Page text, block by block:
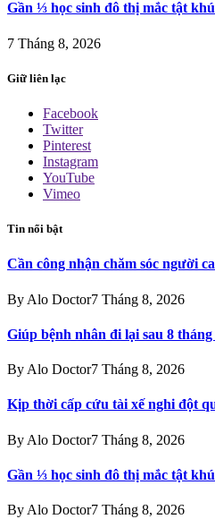
Gần ⅓ học sinh đô thị mắc tật
7 Tháng 8, 2026
Giữ liên lạc
Facebook
Twitter
Pinterest
Instagram
YouTube
Vimeo
Tin nổi bật
Cần công nhận chăm sóc người
By Alo Doctor7 Tháng 8, 2026
Giúp bệnh nhân đi lại sau 8 tháng
By Alo Doctor7 Tháng 8, 2026
Kịp thời cấp cứu tài xế nghi đột
By Alo Doctor7 Tháng 8, 2026
Gần ⅓ học sinh đô thị mắc tật
By Alo Doctor7 Tháng 8, 2026